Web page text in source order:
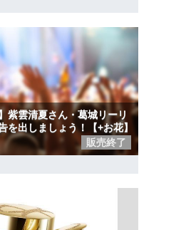
紫雲清夏さん・葛城リーリ
を出しましょう！【+お花】
販売終了